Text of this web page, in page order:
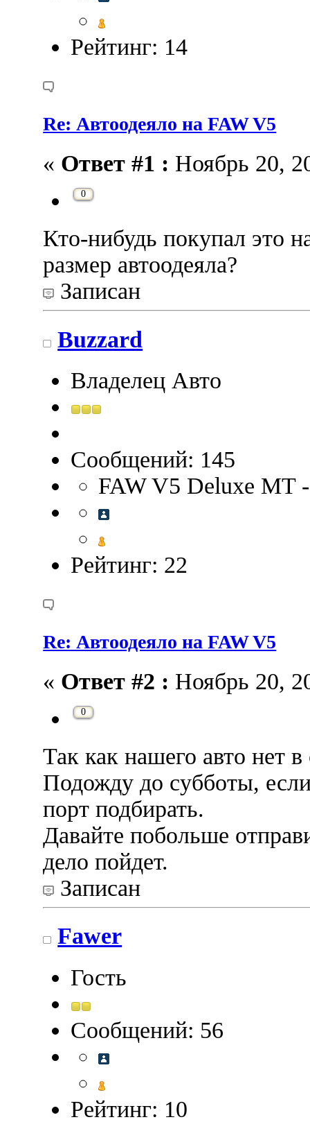
Рейтинг: 14
Re: Автоодеяло на FAW V5
« Ответ #1 : Ноябрь 20,
0
Кто-нибудь покупал это
размер автоодеяла?
Записан
Buzzard
Владелец Авто
Сообщений: 145
FAW V5 Deluxe MT
Рейтинг: 22
Re: Автоодеяло на FAW V5
« Ответ #2 : Ноябрь 20,
0
Так как нашего авто нет
Подожду до субботы,
порт подбирать.
Давайте побольше
дело пойдет.
Записан
Fawer
Гость
Сообщений: 56
Рейтинг: 10